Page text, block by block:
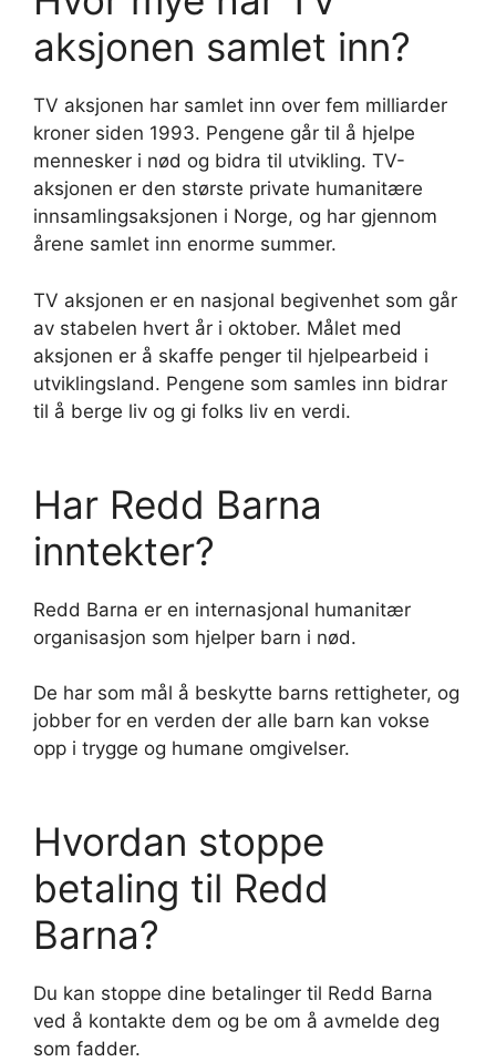
aksjonen samlet inn?
TV aksjonen har samlet inn over fem milliarder
kroner siden 1993. Pengene går til å hjelpe
mennesker i nød og bidra til utvikling. TV-
aksjonen er den største private humanitære
innsamlingsaksjonen i Norge, og har gjennom
årene samlet inn enorme summer.
TV aksjonen er en nasjonal begivenhet som går
av stabelen hvert år i oktober. Målet med
aksjonen er å skaffe penger til hjelpearbeid i
utviklingsland. Pengene som samles inn bidrar
til å berge liv og gi folks liv en verdi.
Har Redd Barna
inntekter?
Redd Barna er en internasjonal humanitær
organisasjon som hjelper barn i nød.
De har som mål å beskytte barns rettigheter, og
jobber for en verden der alle barn kan vokse
opp i trygge og humane omgivelser.
Hvordan stoppe
betaling til Redd
Barna?
Du kan stoppe dine betalinger til Redd Barna
ved å kontakte dem og be om å avmelde deg
som fadder.